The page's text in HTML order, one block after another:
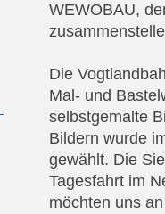
WEWOBAU,
Die
Mal- und
selbstgemalte
Bildern wurde
gewählt. Die
Tagesfahrt im
möchten uns